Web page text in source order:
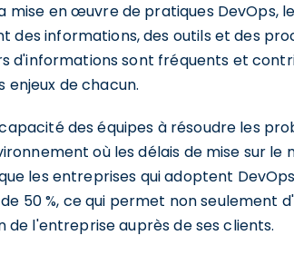
en œuvre de pratiques DevOps,
informations, des outils et des
d'informations sont fréquents et
enjeux de chacun.
des équipes à résoudre les
où les délais de mise sur le
les entreprises qui adoptent
50 %, ce qui permet non seulement
l'entreprise auprès de ses clients.